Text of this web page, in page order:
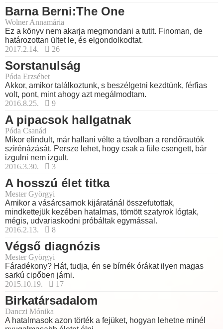
Barna Berni:The One
Wolner Annamária
Ez a könyv nem akarja megmondani a tutit. Finoman, de
határozottan ültet le, és elgondolkodtat.
2017.2.14.
26
Sorstanulság
Póda Erzsébet
Akkor, amikor találkoztunk, s beszélgetni kezdtünk, férfias
volt, pont, mint ahogy azt megálmodtam.
2016.8.25.
9
A pipacsok hallgatnak
Póda Csanád
Mikor elindult, már hallani vélte a távolban a rendőrautók
szirénázását. Persze lehet, hogy csak a füle csengett, bár
izgulni nem izgult.
2016.3.30.
3
A hosszú élet titka
Mester Györgyi
Amikor a vásárcsarnok kijáratánál összefutottak,
mindkettejük kezében hatalmas, tömött szatyrok lógtak,
mégis, udvariaskodni próbáltak egymással.
2016.2.13.
8
Végső diagnózis
Mester Györgyi
Fáradékony? Hát, tudja, én se bírnék órákat ilyen magas
sarkú cipőben járni.
2015.10.19.
17
Birkatársadalom
Danczi Mónika
A hatalmasok azon törték a fejüket, hogyan lehetne minél